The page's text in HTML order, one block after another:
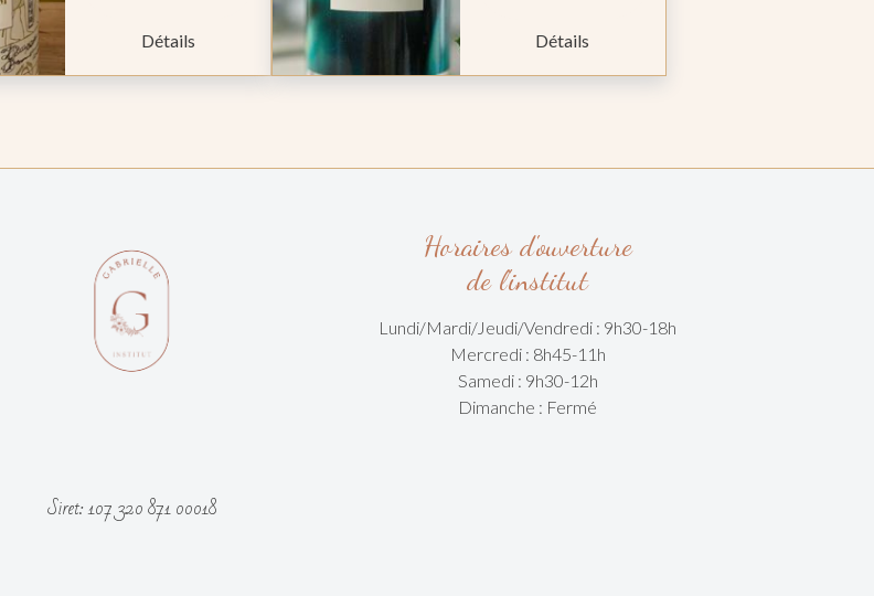
Détails Détails
Siret: 107 320 871 00018
Horaires d'ouverture
de l'institut
Lundi/Mardi/Jeudi/Vendredi : 9h30-18h
Mercredi : 8h45-11h
Samedi : 9h30-12h
Dimanche : Fermé